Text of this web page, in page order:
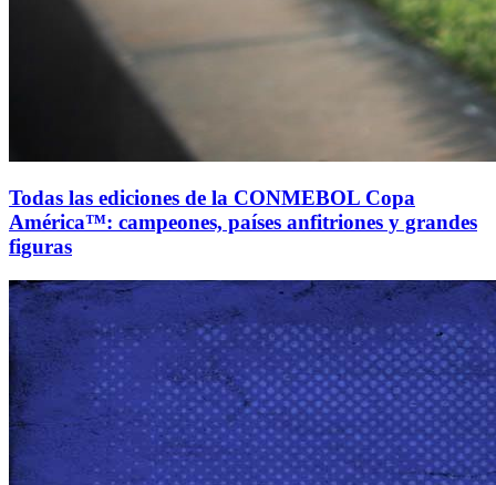
Todas las ediciones de la CONMEBOL Copa
América™: campeones, países anfitriones y grandes
figuras